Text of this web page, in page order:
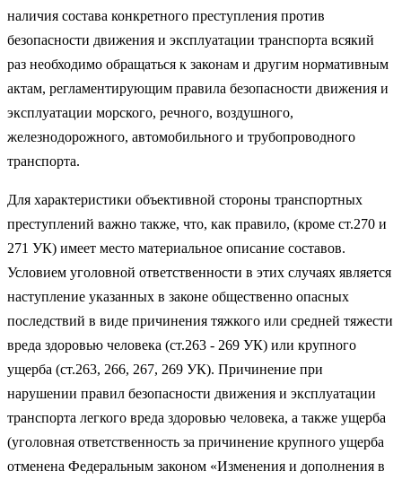
наличия состава конкретного преступления против
безопасности движения и эксплуатации транспорта всякий
раз необходимо обращаться к законам и другим нормативным
актам, регламентирующим правила безопасности движения и
эксплуатации морского, речного, воздушного,
железнодорожного, автомобильного и трубопроводного
транспорта.
Для характеристики объективной стороны транспортных
преступлений важно также, что, как правило, (кроме ст.270 и
271 УК) имеет место материальное описание составов.
Условием уголовной ответственности в этих случаях является
наступление указанных в законе общественно опасных
последствий в виде причинения тяжкого или средней тяжести
вреда здоровью человека (ст.263 - 269 УК) или крупного
ущерба (ст.263, 266, 267, 269 УК). Причинение при
нарушении правил безопасности движения и эксплуатации
транспорта легкого вреда здоровью человека, а также ущерба
(уголовная ответственность за причинение крупного ущерба
отменена Федеральным законом «Изменения и дополнения в